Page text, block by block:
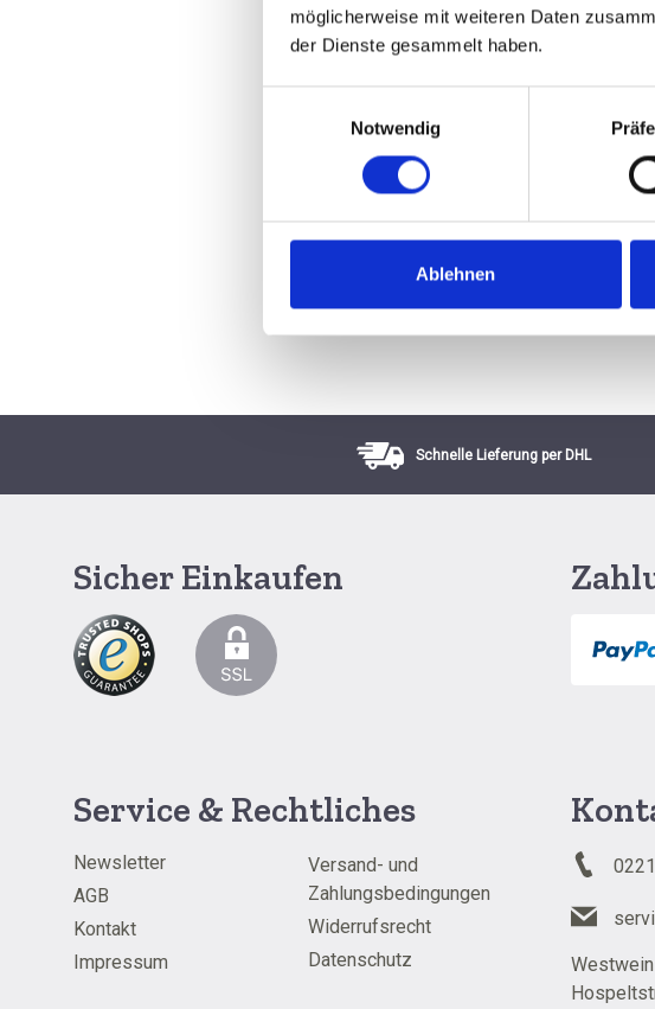
möglicherweise mit weiteren Daten
der Dienste gesammelt haben.
Notwendig
Ablehnen
78,50 €
AUSGETRUNKEN
Schnelle Lieferung per DHL
Sicher Einkaufen
Service & Rechtliches
Newsletter
AGB
Kontakt
Impressum
Versand- und
Zahlungsbedingungen
Widerrufsrecht
Datenschutz